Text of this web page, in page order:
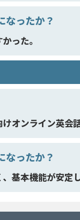
なったか？
った。
オンライン英会
なったか？
基本機能が安定